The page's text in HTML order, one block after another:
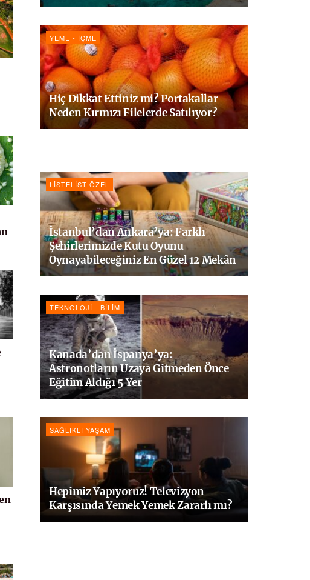
YEME - İÇME
Hiç Dikkat Ettiniz mi? Portakallar
Neden Kırmızı Filelerde Satılıyor?
LISTELIST ÖZEL
İstanbul’dan Ankara’ya: Farklı
Şehirlerimizde Kutu Oyunu
Oynayabileceğiniz En Güzel 12 Mekân
TEKNOLOJI - BILIM
Kanada’dan İspanya’ya:
Astronotların Uzaya Gitmeden Önce
Eğitim Aldığı 5 Yer
SAĞLIKLI YAŞAM
Hepimiz Yapıyoruz! Televizyon
Karşısında Yemek Yemek Zararlı mı?